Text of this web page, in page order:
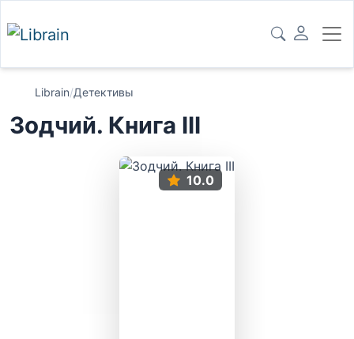
Librain/Детективы
Зодчий. Книга III
10.0